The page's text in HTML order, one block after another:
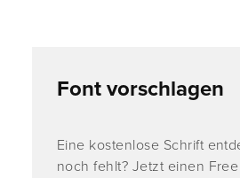
Font vorschlagen
Eine kostenlose Schrift
noch fehlt? Jetzt einen